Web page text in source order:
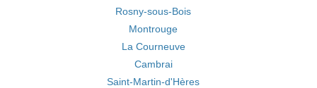
Rosny-sous-Bois
Montrouge
La Courneuve
Cambrai
Saint-Martin-d'Hères